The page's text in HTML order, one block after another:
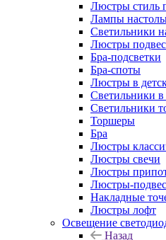
Люстры стиль
Лампы
Светильники
Люстры
Бра-подсветки
Бра-споты
Люстры в
Светильники
Светильники
Торшеры
Бра
Люстры
Люстры свечи
Люстры
Люстры-
Накладные
Люстры лофт
Освещение
Назад